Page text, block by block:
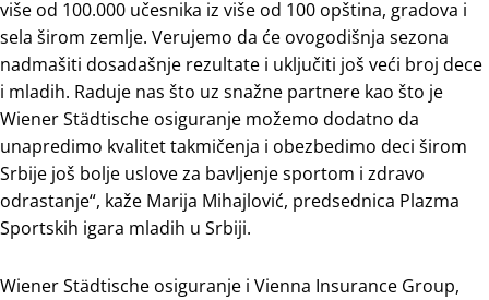
više od 100.000 učesnika iz više od 100 opština, gradova i
sela širom zemlje. Verujemo da će ovogodišnja sezona
nadmašiti dosadašnje rezultate i uključiti još veći broj dece
i mladih. Raduje nas što uz snažne partnere kao što je
Wiener Städtische osiguranje možemo dodatno da
unapredimo kvalitet takmičenja i obezbedimo deci širom
Srbije još bolje uslove za bavljenje sportom i zdravo
odrastanje“, kaže Marija Mihajlović, predsednica Plazma
Sportskih igara mladih u Srbiji.
Wiener Städtische osiguranje i Vienna Insurance Group,